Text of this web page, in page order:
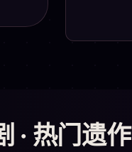
· 热门遗作